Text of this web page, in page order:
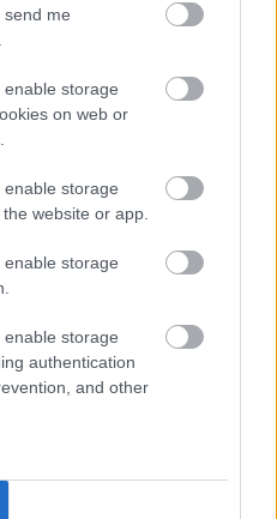
send me
storage
on web or
storage
website or app.
storage
storage
authentication
and other
Banana με βότκα
φράουλες,
το Geisha's Story με
και Japanese
Geppetto Zombie Vol. 2
τροπικά φρούτα,
και μέντα. Οι τιμές